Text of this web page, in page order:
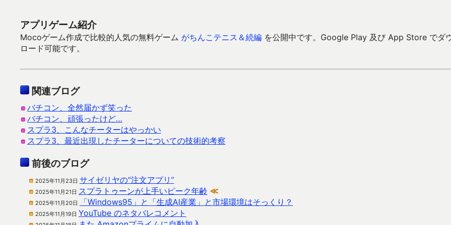
アプリゲーム紹介
Mocoゲーム作成で比較的人気の無料ゲーム がちんこテニス＆続編 を公開中です。Google Play 及び App Store でダ
ロード可能です。
関連ブログ
バチコン、全然届かず笑った
バチコン、頑張ったけど…
スプラ3、こんなチーターはやっかい
スプラ3、最近出現したチーターについての技術的考察
前後のブログ
2025年11月23日 サイゼリヤの“注文アプリ”
2025年11月21日 スプラトゥーンが上手いピーク年齢 ≪
2025年11月20日 「Windows95」と「生成AI産業」と市場環境はそっくり？
2025年11月19日 YouTube のネタバレコメント